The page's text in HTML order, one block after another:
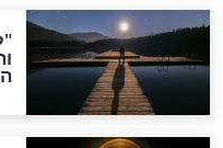
חדשות